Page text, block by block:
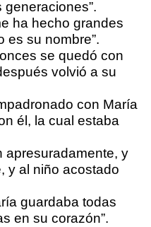
ha hecho grandes
es su nombre”.
se quedó con
volvió a su
con María
él, la cual estaba
apresuradamente, y
y al niño acostado
guardaba todas
en su corazón”.